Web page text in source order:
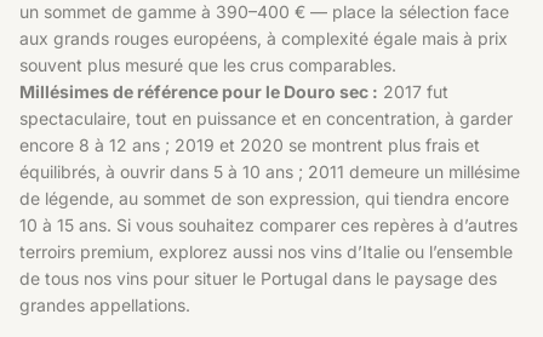
un sommet de gamme à 390–400 € — place la sélection face
aux grands rouges européens, à complexité égale mais à prix
souvent plus mesuré que les crus comparables.
Millésimes de référence pour le Douro sec : 2017 fut
spectaculaire, tout en puissance et en concentration, à garder
encore 8 à 12 ans ; 2019 et 2020 se montrent plus frais et
équilibrés, à ouvrir dans 5 à 10 ans ; 2011 demeure un millésime
de légende, au sommet de son expression, qui tiendra encore
10 à 15 ans. Si vous souhaitez comparer ces repères à d’autres
terroirs premium, explorez aussi nos vins d’Italie ou l’ensemble
de tous nos vins pour situer le Portugal dans le paysage des
grandes appellations.